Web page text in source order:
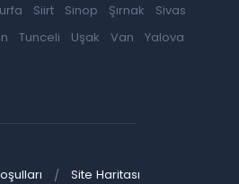
Siirt Sinop Şırnak
Sivas
Tunceli Uşak Van
Yalova
Site Haritası